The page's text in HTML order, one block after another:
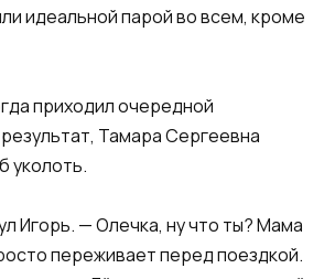
идеальной парой во всем, кроме
приходил очередной
Тамара Сергеевна
уколоть.
Игорь. — Олечка, ну что ты? Мама
переживает перед поездкой.